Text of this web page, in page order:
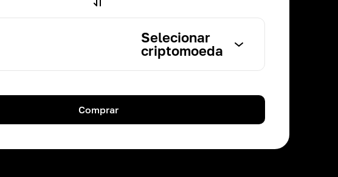
Selecionar
criptomoeda
Comprar